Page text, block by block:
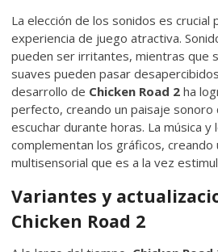
La elección de los sonidos es crucial
experiencia de juego atractiva.
pueden ser irritantes, mientras que
suaves pueden pasar
desarrollo de Chicken Road 2 ha
perfecto, creando un paisaje sonoro
escuchar durante horas. La música
complementan los gráficos, creando
multisensorial que es a la vez
Variantes y
Chicken Road 2